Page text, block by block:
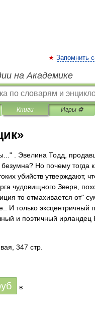
Запомнить
на Академике
Книги Игры ⚽
. Эвелина Тодд,
Но почему тогда
убийств утверждают,
чудовищного Зверя,
то отмахивается от"
И только
и поэтичный
347 стр.
в